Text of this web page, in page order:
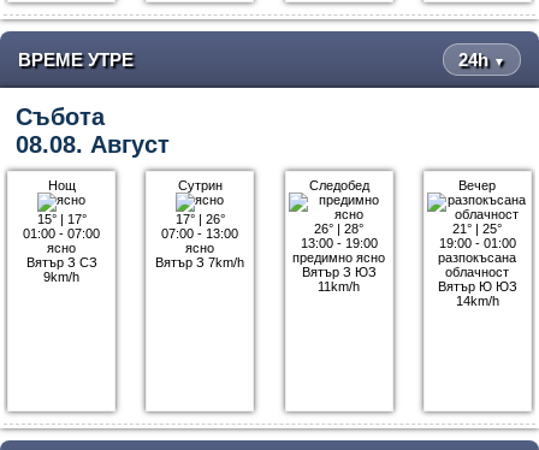
ВРЕМЕ УТРЕ 24h ▼
Събота
08.08. Август
Нощ
15°| 17°
01:00 - 07:00
ясно
Вятър З СЗ
9km/h
Сутрин
17°| 26°
07:00 - 13:00
ясно
Вятър З 7km/h
Следобед
26° |28°
13:00 - 19:00
предимно ясно
Вятър З ЮЗ
11km/h
Вечер
21° |25°
19:00 - 01:00
разпокъсана
облачност
Вятър Ю ЮЗ
14km/h